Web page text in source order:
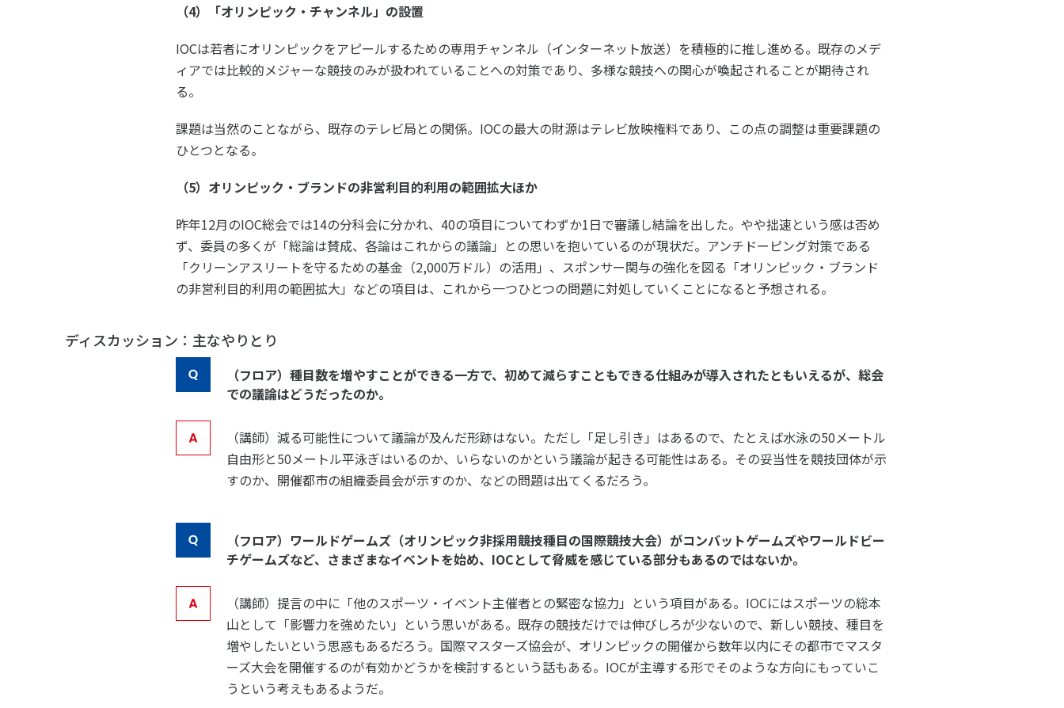
（4）「オリンピック・チャンネル」の設置
IOCは若者にオリンピックをアピールするための専用チャンネル（インターネット放送）を積極的に推し進める。既存のメデ
ィアでは比較的メジャーな競技のみが扱われていることへの対策であり、多様な競技への関心が喚起されることが期待され
る。
課題は当然のことながら、既存のテレビ局との関係。IOCの最大の財源はテレビ放映権料であり、この点の調整は重要課題の
ひとつとなる。
（5）オリンピック・ブランドの非営利目的利用の範囲拡大ほか
昨年12月のIOC総会では14の分科会に分かれ、40の項目についてわずか1日で審議し結論を出した。やや拙速という感は否め
ず、委員の多くが「総論は賛成、各論はこれからの議論」との思いを抱いているのが現状だ。アンチドーピング対策である
「クリーンアスリートを守るための基金（2,000万ドル）の活用」、スポンサー関与の強化を図る「オリンピック・ブランド
の非営利目的利用の範囲拡大」などの項目は、これから一つひとつの問題に対処していくことになると予想される。
ディスカッション：主なやりとり
（フロア）種目数を増やすことができる一方で、初めて減らすこともできる仕組みが導入されたともいえるが、総会
での議論はどうだったのか。
（講師） 減る可能性について議論が及んだ形跡はない。ただし「足し引き」はあるので、たとえば水泳の50メートル
自由形と50メートル平泳ぎはいるのか、いらないのかという議論が起きる可能性はある。その妥当性を競技団体が示
すのか、開催都市の組織委員会が示すのか、などの問題は出てくるだろう。
（フロア）ワールドゲームズ（オリンピック非採用競技種目の国際競技大会）がコンバットゲームズやワールドビー
チゲームズなど、さまざまなイベントを始め、IOCとして脅威を感じている部分もあるのではないか。
（講師） 提言の中に「他のスポーツ・イベント主催者との緊密な協力」という項目がある。IOCにはスポーツの総本
山として「影響力を強めたい」という思いがある。既存の競技だけでは伸びしろが少ないので、新しい競技、種目を
増やしたいという思惑もあるだろう。国際マスターズ協会が、オリンピックの開催から数年以内にその都市でマスタ
ーズ大会を開催するのが有効かどうかを検討するという話もある。IOCが主導する形でそのような方向にもっていこ
うという考えもあるようだ。